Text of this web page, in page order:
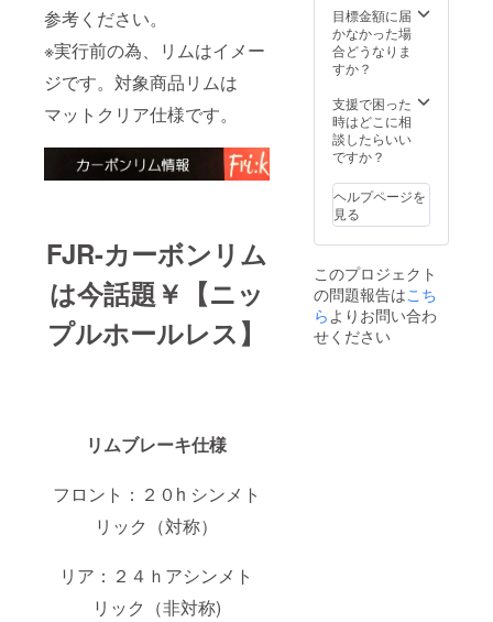
参考ください。
※実行前の為、リムはイメー
ジです。対象商品リムは
マットクリア仕様です。
FJR-カーボンリム
は今話題￥【ニッ
プルホールレス】
リムブレーキ仕様
フロント：２０h シンメト
リック（対称）
リア：２４ｈアシンメト
リック（非対称)
す。車
体、タ
イヤ、
チュー
付属品
以外は
含まれ
ませ
※開放組
みは、
スポー
クがク
る際に
捩じら
ない
（結わ
組み方
です。
※リアの
ドライ
は、ス
ポーク
は捩じ
りま
す。 ※
目標金額に届
かなかった場
合どうなりま
すか？
支援で困った
時はどこに相
談したらいい
ですか？
ヘルプページを
見る
このプロジェクト
の問題報告はこち
ら よりお問い合わ
せください